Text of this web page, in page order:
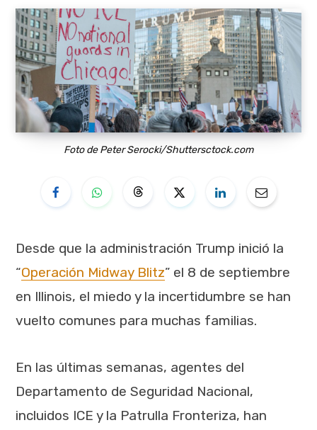
Foto de Peter Serocki/Shuttersctock.com
Desde que la administración Trump inició la
“Operación Midway Blitz” el 8 de septiembre
en Illinois, el miedo y la incertidumbre se han
vuelto comunes para muchas familias.
En las últimas semanas, agentes del
Departamento de Seguridad Nacional,
incluidos ICE y la Patrulla Fronteriza, han